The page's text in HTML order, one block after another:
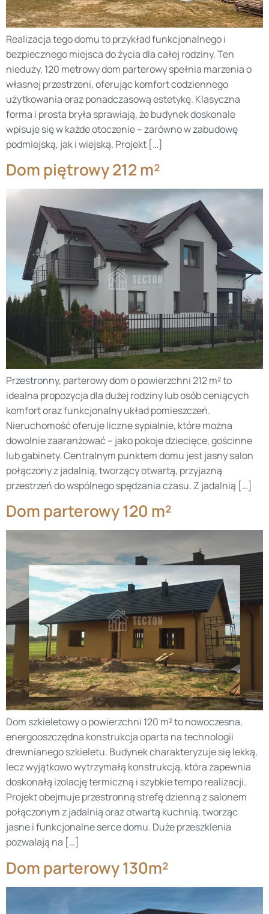
Realizacja tego domu to przykład funkcjonalnego i
bezpiecznego miejsca do życia dla całej rodziny. Ten
nieduży, 120 metrowy dom parterowy spełnia marzenia o
własnej przestrzeni, oferując komfort codziennego
użytkowania oraz ponadczasową estetykę. Klasyczna
forma i prosta bryła sprawiają, że budynek doskonale
wpisuje się w każde otoczenie – zarówno w zabudowę
podmiejską, jak i wiejską. Projekt […]
Dom piętrowy 212 m²
Przestronny, parterowy dom o powierzchni 212 m² to
idealna propozycja dla dużej rodziny lub osób ceniących
komfort oraz funkcjonalny układ pomieszczeń.
Nieruchomość oferuje liczne sypialnie, które można
dowolnie zaaranżować – jako pokoje dziecięce, gościnne
lub gabinety. Centralnym punktem domu jest jasny salon
połączony z jadalnią, tworzący otwartą, przyjazną
przestrzeń do wspólnego spędzania czasu. Z jadalnią […]
Dom parterowy 120 m²
Dom szkieletowy o powierzchni 120 m² to nowoczesna,
energooszczędna konstrukcja oparta na technologii
drewnianego szkieletu. Budynek charakteryzuje się lekką,
lecz wyjątkowo wytrzymałą konstrukcją, która zapewnia
doskonałą izolację termiczną i szybkie tempo realizacji.
Projekt obejmuje przestronną strefę dzienną z salonem
połączonym z jadalnią oraz otwartą kuchnią, tworząc
jasne i funkcjonalne serce domu. Duże przeszklenia
pozwalają na […]
Dom parterowy 130m²